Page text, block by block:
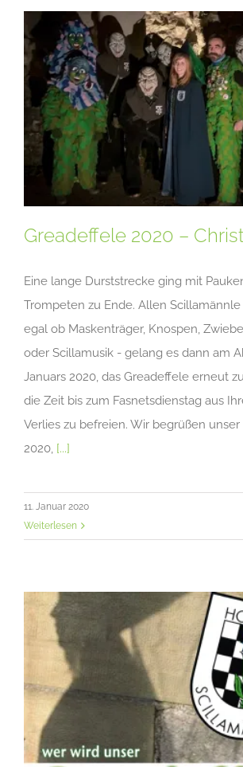
Greadeffele 2020 –
Eine lange Durststrecke ging mit
Trompeten zu Ende. Allen
egal ob Maskenträger, Knospen,
oder Scillamusik - gelang es dann am
Januars 2020, das Greadeffele erneut
die Zeit bis zum Fasnetsdienstag aus
Verlies zu befreien. Wir begrüßen
2020, [...]
11. Januar 2020
Weiterlesen